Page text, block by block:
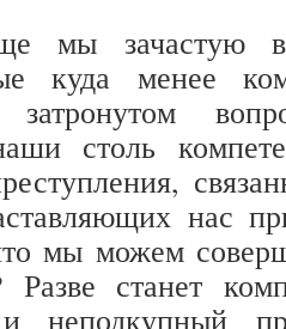
мы зачастую
куда менее
столь
нас
мы можем
Разве станет
неподкупный